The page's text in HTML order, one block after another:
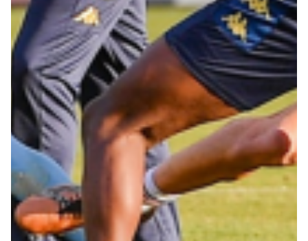
Robe di Kappa x Genoa
Vintage Collection
Red&Blue Voices
Kids
Accessori
Party